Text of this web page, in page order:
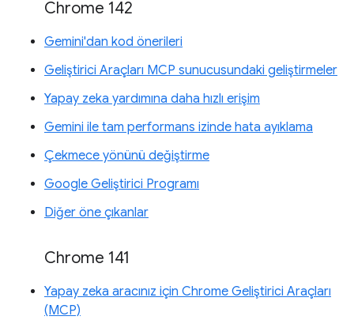
Chrome 142
Gemini'dan kod önerileri
Geliştirici Araçları MCP sunucusundaki geliştirmeler
Yapay zeka yardımına daha hızlı erişim
Gemini ile tam performans izinde hata ayıklama
Çekmece yönünü değiştirme
Google Geliştirici Programı
Diğer öne çıkanlar
Chrome 141
Yapay zeka aracınız için Chrome Geliştirici Araçları
(MCP)